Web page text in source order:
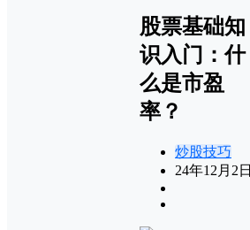
股票基础知
识入门：什
么是市盈
率？
炒股技巧
24年12月2日